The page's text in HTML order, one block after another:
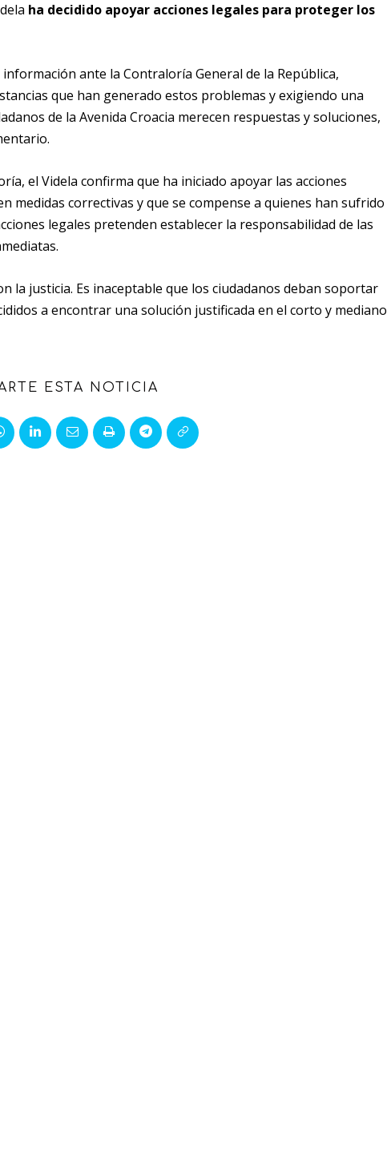
ha decidido apoyar acciones legales para proteger los
ante la Contraloría General de la República,
que han generado estos problemas y exigiendo una
de la Avenida Croacia merecen respuestas y soluciones,
el Videla confirma que ha iniciado apoyar las acciones
medidas correctivas y que se compense a quienes han sufrido
legales pretenden establecer la responsabilidad de las
la justicia. Es inaceptable que los ciudadanos deban soportar
a encontrar una solución justificada en el corto y mediano
ESTA NOTICIA